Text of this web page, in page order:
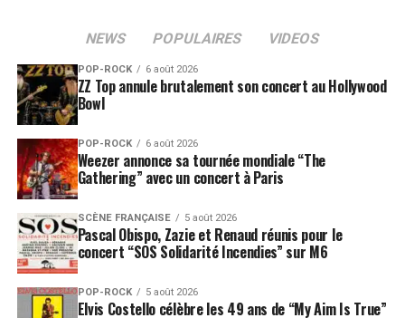
NEWS POPULAIRES VIDEOS
POP-ROCK 6 août 2026
ZZ Top annule brutalement son concert au Hollywood
Bowl
POP-ROCK 6 août 2026
Weezer annonce sa tournée mondiale “The
Gathering” avec un concert à Paris
SCÈNE FRANÇAISE 5 août 2026
Pascal Obispo, Zazie et Renaud réunis pour le
concert “SOS Solidarité Incendies” sur M6
POP-ROCK 5 août 2026
Elvis Costello célèbre les 49 ans de “My Aim Is True”